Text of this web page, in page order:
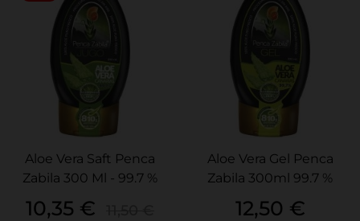
Aloe Vera Saft Penca
Zabila 300 Ml - 99.7 %
Preis
10,35 € Verkaufspreis
Aloe Vera Gel Penca
Zabila 300ml 99.7 %
Preis
12,50 €